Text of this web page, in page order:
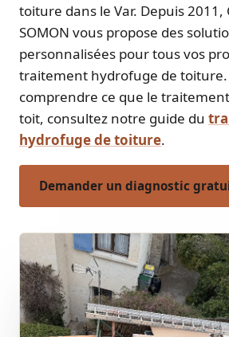
toiture dans le Var. Depuis
SOMON vous propose des
personnalisées pour tous vos
traitement hydrofuge de
comprendre ce que le
toit, consultez notre guide du
hydrofuge de toiture.
Demander un diagnostic